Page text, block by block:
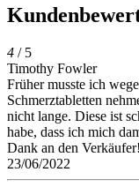
4 / 5
Timothy Fowler
Früher musste ich
Schmerztabletten
nicht lange. Diese ist
habe, dass ich mich
Dank an den Verkäufer!
23/06/2022